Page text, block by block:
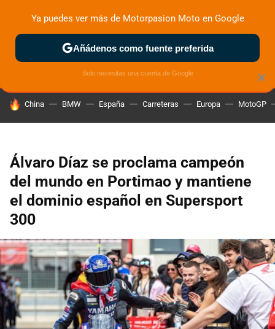
ZONA DE PRUEBAS DEPORTIVAS MOTOS ELÉCTRICAS
HOY SE HABLA DE
China BMW España Carreteras Europa MotoGP
Álvaro Díaz se proclama campeón
del mundo en Portimao y mantiene
el dominio español en Supersport
300
×
Ya puedes ver más de Motorpasion Moto en Google
Añádenos como fuente preferida
Solo necesitas una cuenta de Google